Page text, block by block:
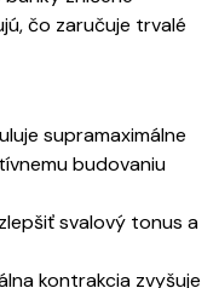
čo zaručuje trvalé
supramaximálne
budovaniu
svalový tonus a
kontrakcia zvyšuje